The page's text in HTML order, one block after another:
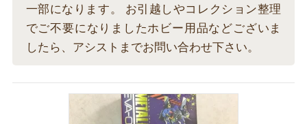
一部になります。 お引越しやコレクション整理
でご不要になりましたホビー用品などございま
したら、アシストまでお問い合わせ下さい。